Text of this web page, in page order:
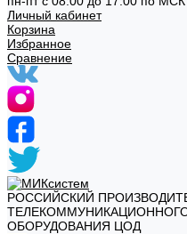
Личный кабинет
Корзина
Избранное
Сравнение
РОССИЙСКИЙ
ОБОРУДОВАНИЯ ЦОД